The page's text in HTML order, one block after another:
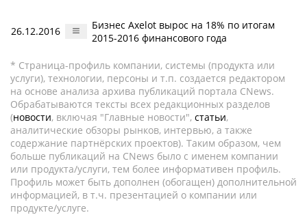
26.12.2016
Бизнес Axelot вырос на 18% по итогам
2015-2016 финансового года
* Страница-профиль компании, системы (продукта или
услуги), технологии, персоны и т.п. создается редактором
на основе анализа архива публикаций портала CNews.
Обрабатываются тексты всех редакционных разделов
(новости, включая "Главные новости", статьи,
аналитические обзоры рынков, интервью, а также
содержание партнёрских проектов). Таким образом, чем
больше публикаций на CNews было с именем компании
или продукта/услуги, тем более информативен профиль.
Профиль может быть дополнен (обогащен) дополнительной
информацией, в т.ч. презентацией о компании или
продукте/услуге.